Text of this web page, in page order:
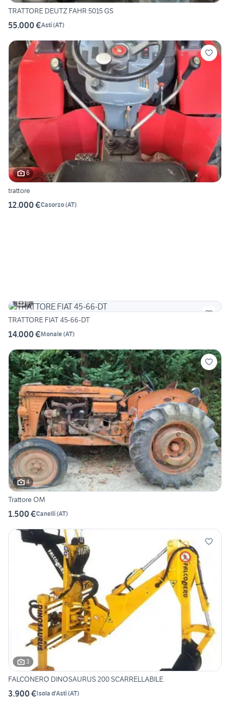
TRATTORE DEUTZ FAHR 5015 GS
55.000 €Asti(AT)
6
trattore
12.000 €Casorzo(AT)
6
TRATTORE FIAT 45-66-DT
14.000 €Monale(AT)
4
Trattore OM
1.500 €Canelli(AT)
3
FALCONERO DINOSAURUS 200 SCARRELLABILE
3.900 €Isola d'Asti(AT)